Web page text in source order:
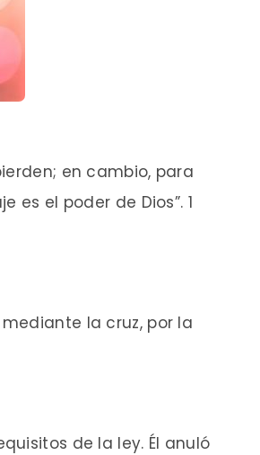
en cambio, para
es el poder de Dios”. 1
la cruz, por la
de la ley. Él anuló